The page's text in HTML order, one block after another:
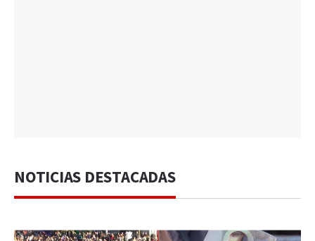
NOTICIAS DESTACADAS